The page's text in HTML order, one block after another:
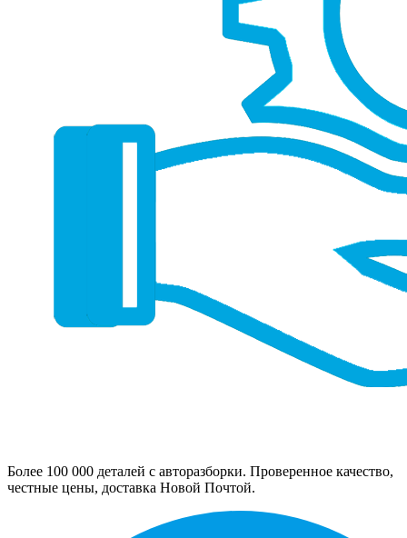
Более 100 000 деталей с авторазборки. Проверенное качество,
честные цены, доставка Новой Почтой.